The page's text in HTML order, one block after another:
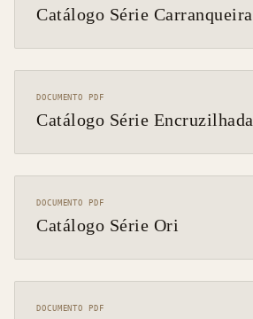
Catálogo Série Carranqueira
DOCUMENTO PDF
Catálogo Série Encruzilhada
DOCUMENTO PDF
Catálogo Série Ori
DOCUMENTO PDF